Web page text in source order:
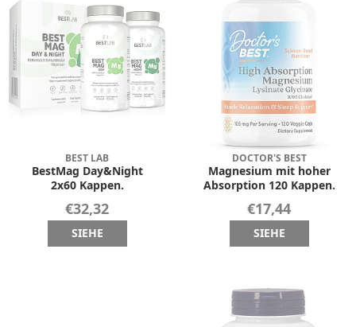
BEST LAB
BestMag Day&Night
2x60 Kappen.
€32,32
SIEHE
DOCTOR'S BEST
Magnesium mit hoher
Absorption 120 Kappen.
€17,44
SIEHE